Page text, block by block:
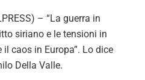
y
V
i
– “La guerra in
siriano e le tensioni in
caos in Europa”. Lo dice
Della Valle.